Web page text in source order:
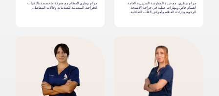
جراح بيطري، مع خبرة الممارسة السريرية العامة.
اهتمام خاص ومهارات عملية في جراحة الأنسجة
الرخوة وجراحة العظام وأمراض القلب التداخلية.
جراح بيطري للعظام مع معرفة متخصصة بالتقنيات
الجراحية المتقدمة للصدمات وحالات المفاصل.